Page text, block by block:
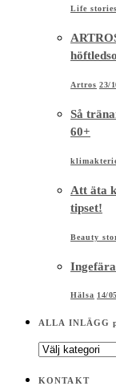
Life stories
Artros 23/
Så
60+
Att äta
tipset!
Beauty
Hälsa 14/
ALLA INLÄGG
ALLA
på
KONTAKT